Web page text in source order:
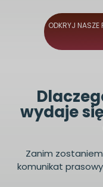
ODKRYJ NASZE
wydaje
Zanim
komunikat